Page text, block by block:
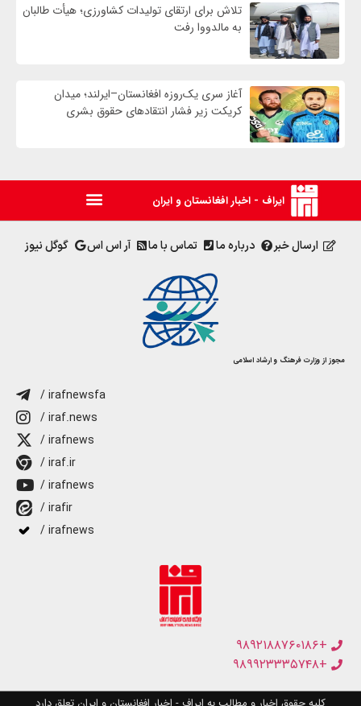
تلاش برای ارتقای تولیدات کشاورزی؛ هیأت طالبان
به مالدووا رفت
آغاز سری یک‌روزه افغانستان–ایرلند؛ میدان
کریکت زیر فشار انتقادهای حقوق بشری
ایراف - اخبار افغانستان و ایران
ارسال خبر درباره ما تماس با ما آر اس اس گوگل نیوز
مجوز از وزارت فرهنگ و ارشاد اسلامی
/ irafnewsfa
/ iraf.news
/ irafnews
/ iraf.ir
/ irafnews
/ irafir
/ irafnews
+۹۸۹۲۱۸۸۷۶۰۱۸۶
+۹۸۹۹۲۳۳۳۵۷۴۸